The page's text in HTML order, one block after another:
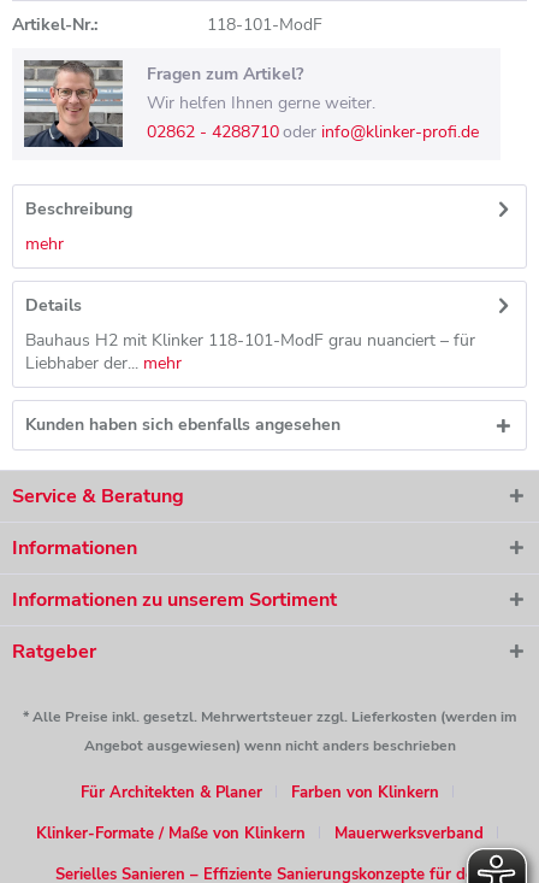
Artikel-Nr.: 118-101-ModF
Fragen zum Artikel?
Wir helfen Ihnen gerne weiter.
02862 - 4288710oder info@klinker-profi.de
Beschreibung
mehr
Details
Bauhaus H2 mit Klinker 118-101-ModF grau nuanciert – für
Liebhaber der... mehr
Kunden haben sich ebenfalls angesehen
Service & Beratung
Informationen
Informationen zu unserem Sortiment
Ratgeber
* Alle Preise inkl. gesetzl. Mehrwertsteuer zzgl. Lieferkosten (werden im
Angebot ausgewiesen) wenn nicht anders beschrieben
Für Architekten & Planer
Farben von Klinkern
Klinker-Formate / Maße von Klinkern
Mauerwerksverband
Serielles Sanieren – Effiziente Sanierungskonzepte für den